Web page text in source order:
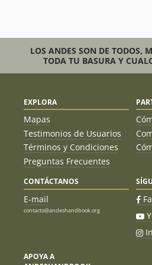
LOS ANDES SON DE TODOS,
TODA TU BASURA Y
EXPLORA
Mapas
Testimonios de Usuarios
Términos y Condiciones
Preguntas Frecuentes
CONTÁCTANOS
E-mail
contacto@andeshandbook.org
APOYA A